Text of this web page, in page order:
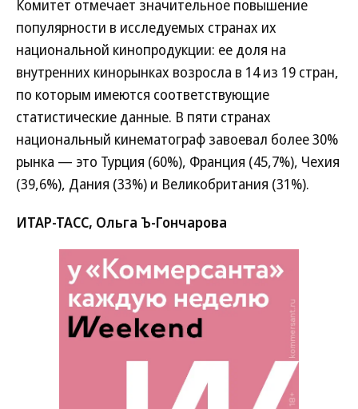
Комитет отмечает значительное повышение
популярности в исследуемых странах их
национальной кинопродукции: ее доля на
внутренних кинорынках возросла в 14 из 19 стран,
по которым имеются соответствующие
статистические данные. В пяти странах
национальный кинематограф завоевал более 30%
рынка — это Турция (60%), Франция (45,7%), Чехия
(39,6%), Дания (33%) и Великобритания (31%).
ИТАР-ТАСС, Ольга Ъ-Гончарова